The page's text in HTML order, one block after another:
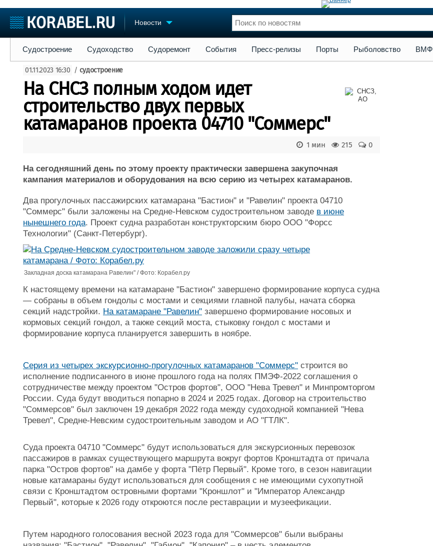
Новости
Судостроение
Пульс
Новости
Репутация
Работа
Торговая площадка
Доска объявлений
Продажа флота
Изделия
Материалы
Конференции
Личности
Флот
Судостроение Судоходство Судоремонт События Пресс-релизы Порты Рыболовство ВМФ
01.11.2023 16:30 / судостроение
На СНСЗ полным ходом идет
строительство двух первых
катамаранов проекта 04710 "Соммерс"
0
215
1 мин
На сегодняшний день по этому проекту практически завершена закупочная
кампания материалов и оборудования на всю серию из четырех катамаранов.
Два прогулочных пассажирских катамарана "Бастион" и "Равелин" проекта 04710
"Соммерс" были заложены на Средне-Невском судостроительном заводе в июне
нынешнего года. Проект судна разработан конструкторским бюро ООО "Форсс
Технологии" (Санкт-Петербург).
Закладная доска катамарана Равелин" / Фото: Корабел.ру
К настоящему времени на катамаране "Бастион" завершено формирование корпуса судна
— собраны в объем гондолы с мостами и секциями главной палубы, начата сборка
секций надстройки. На катамаране "Равелин" завершено формирование носовых и
кормовых секций гондол, а также секций моста, стыковку гондол с мостами и
формирование корпуса планируется завершить в ноябре.
Серия из четырех экскурсионно-прогулочных катамаранов "Соммерс" строится во
исполнение подписанного в июне прошлого года на полях ПМЭФ-2022 соглашения о
сотрудничестве между проектом "Остров фортов", ООО "Нева Тревел" и Минпромторгом
России. Суда будут вводиться попарно в 2024 и 2025 годах. Договор на строительство
"Соммерсов" был заключен 19 декабря 2022 года между судоходной компанией "Нева
Тревел", Средне-Невским судостроительным заводом и АО "ГТЛК".
Суда проекта 04710 "Соммерс" будут использоваться для экскурсионных перевозок
пассажиров в рамках существующего маршрута вокруг фортов Кронштадта от причала
парка "Остров фортов" на дамбе у форта "Пётр Первый". Кроме того, в сезон навигации
новые катамараны будут использоваться для сообщения с не имеющими сухопутной
связи с Кронштадтом островными фортами "Кроншлот" и "Император Александр
Первый", которые к 2026 году откроются после реставрации и музеефикации.
Путем народного голосования весной 2023 года для "Соммерсов" были выбраны